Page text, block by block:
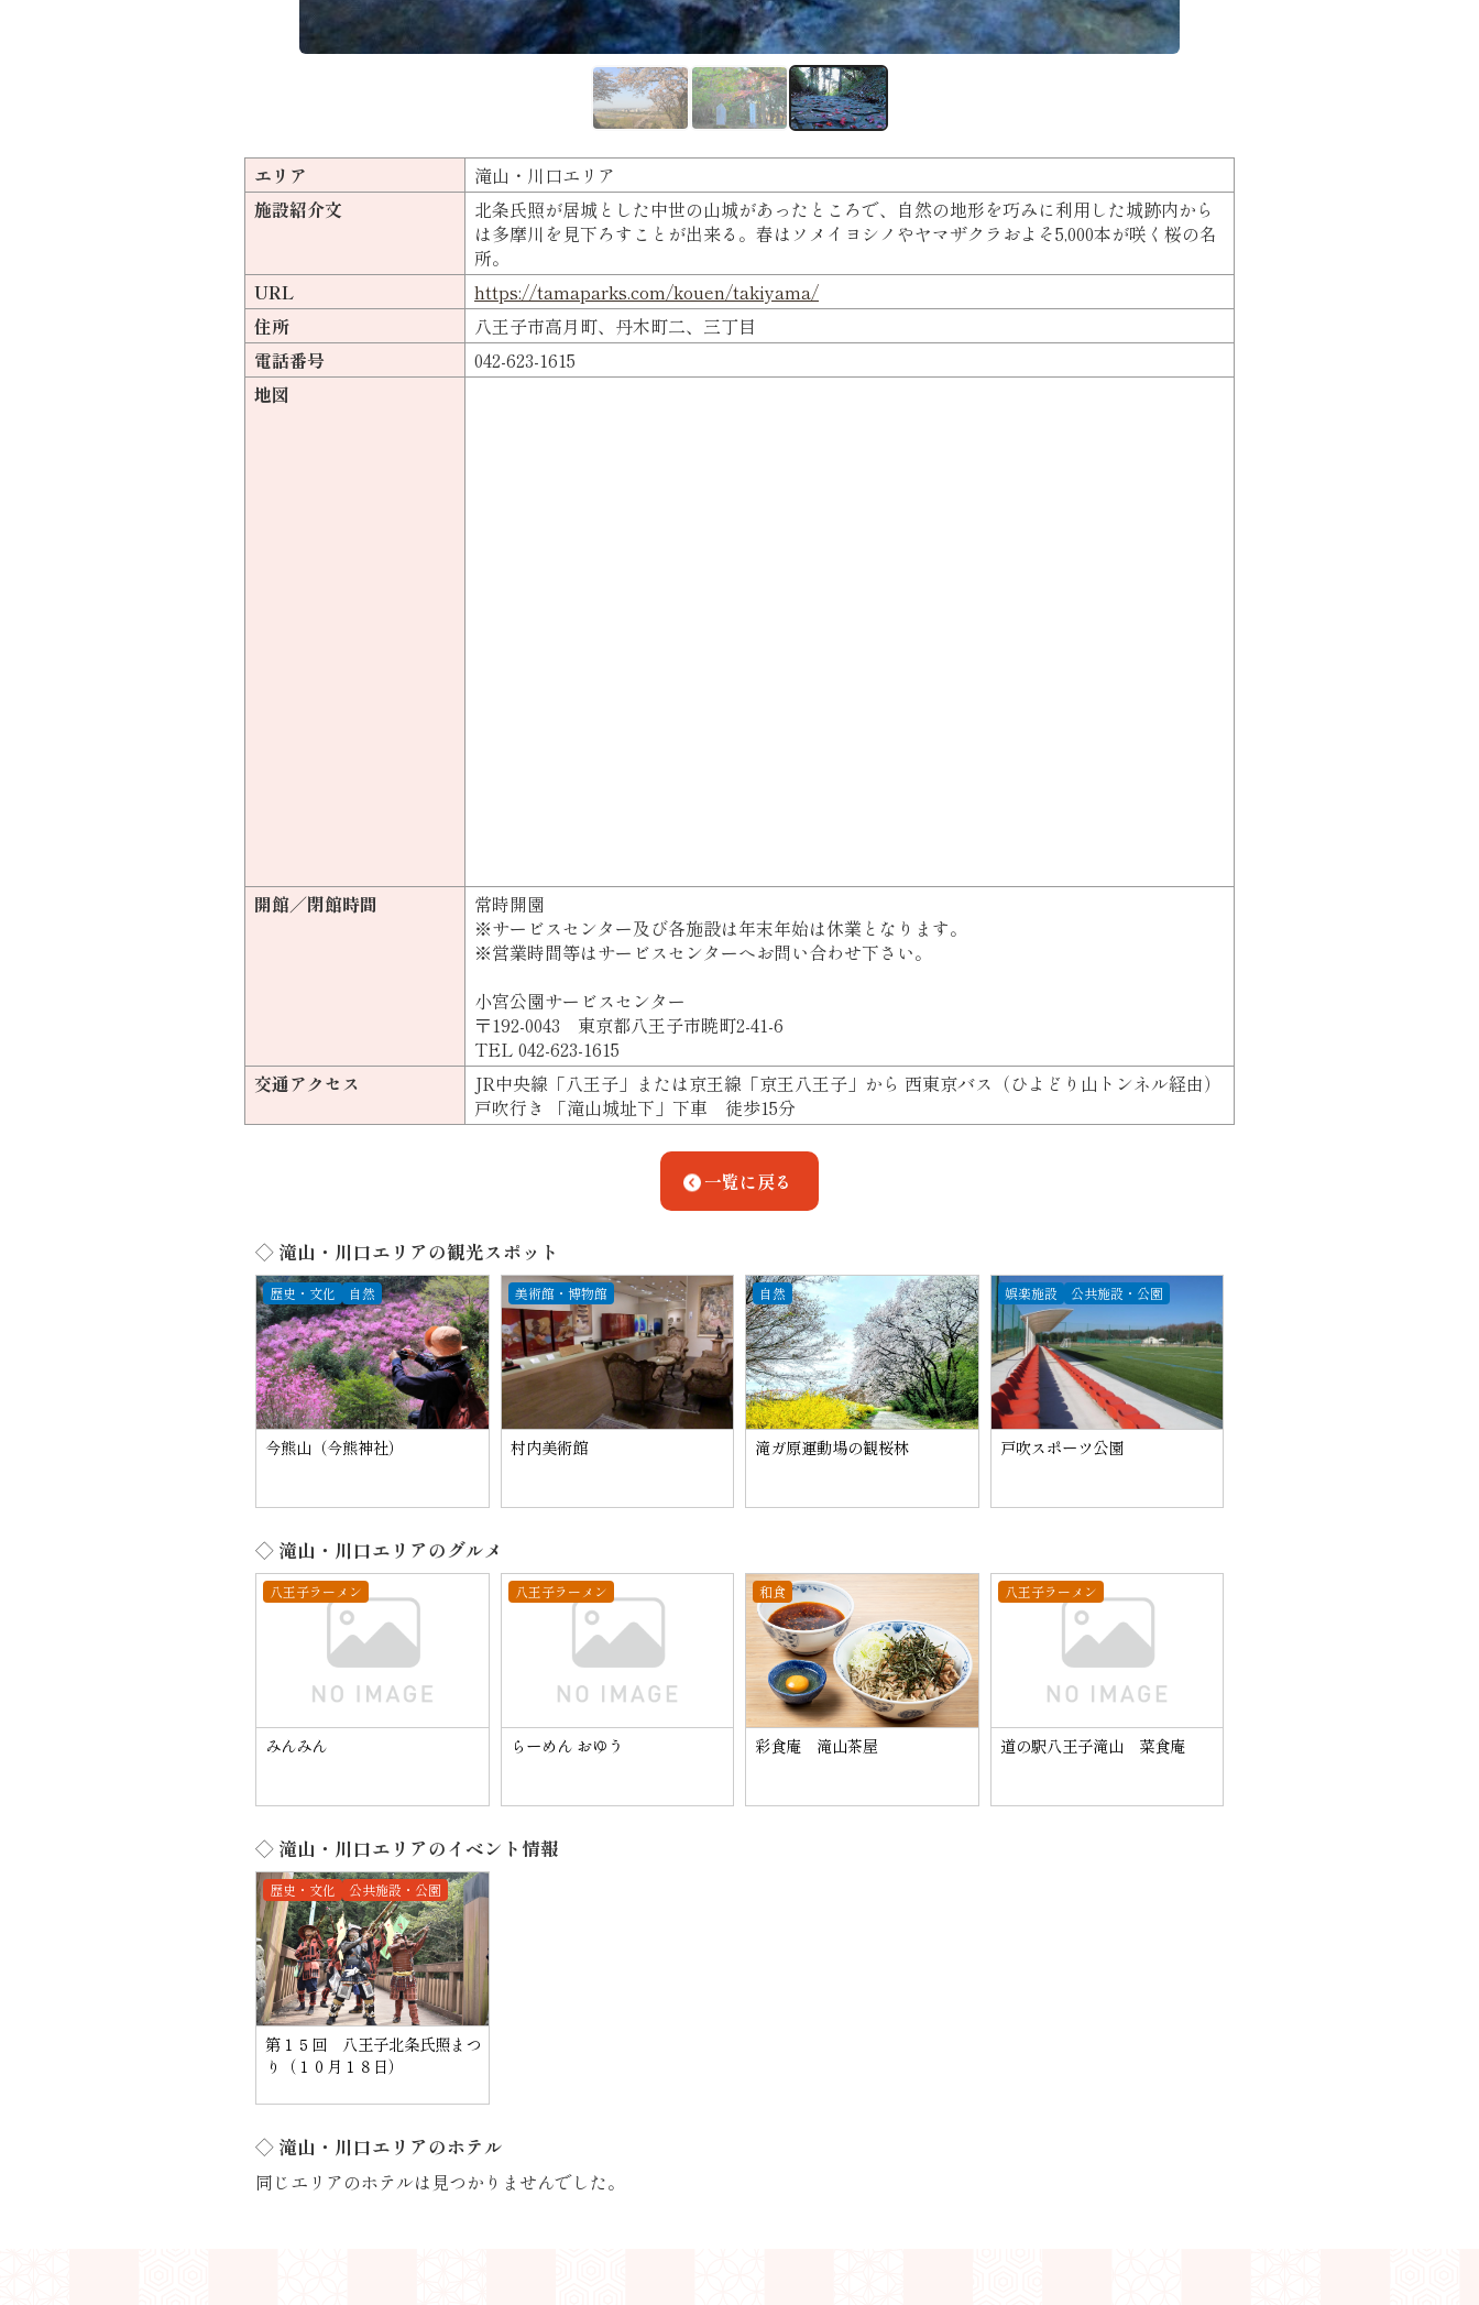
エリア
滝山・川口エリア
施設紹介文
北条氏照が居城とした中世の山城があったところで、自然の地形を巧みに利用した城跡内から
は多摩川を見下ろすことが出来る。春はソメイヨシノやヤマザクラおよそ5,000本が咲く桜の名
所。
URL
https://tamaparks.com/kouen/takiyama/
住所
八王子市高月町、丹木町二、三丁目
電話番号
042-623-1615
地図
開館／閉館時間
常時開園
※サービスセンター及び各施設は年末年始は休業となります。
※営業時間等はサービスセンターへお問い合わせ下さい。
小宮公園サービスセンター
〒192-0043 東京都八王子市暁町2-41-6
TEL 042-623-1615
交通アクセス
JR中央線「八王子」または京王線「京王八王子」から 西東京バス（ひよどり山トンネル経由）
戸吹行き 「滝山城址下」下車 徒歩15分
一覧に戻る
◇ 滝山・川口エリアの観光スポット
歴史・文化 自然
今熊山（今熊神社）
美術館・博物館
村内美術館
自然
滝ガ原運動場の観桜林
娯楽施設 公共施設・公園
戸吹スポーツ公園
◇ 滝山・川口エリアのグルメ
八王子ラーメン
みんみん
八王子ラーメン
らーめん おゆう
和食
彩食庵 滝山茶屋
八王子ラーメン
道の駅八王子滝山 菜食庵
◇ 滝山・川口エリアのイベント情報
歴史・文化 公共施設・公園
第１５回 八王子北条氏照まつ
り（１０月１８日）
◇ 滝山・川口エリアのホテル
同じエリアのホテルは見つかりませんでした。